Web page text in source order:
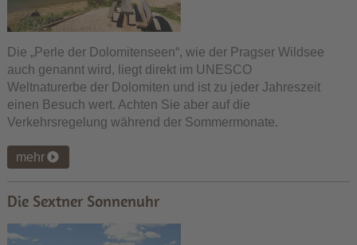
Die „Perle der Dolomitenseen“, wie der Pragser Wildsee
auch genannt wird, liegt direkt im UNESCO
Weltnaturerbe der Dolomiten und ist zu jeder Jahreszeit
einen Besuch wert. Achten Sie aber auf die
Verkehrsregelung während der Sommermonate.
mehr
Die Sextner Sonnenuhr